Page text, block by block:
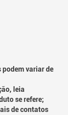
variar de
leia
se refere;
de contatos